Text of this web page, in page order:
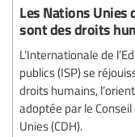
Les Nations Unies
sont des droits
L’Internationale de
publics (ISP) se
droits humains,
adoptée par le
Unies (CDH).